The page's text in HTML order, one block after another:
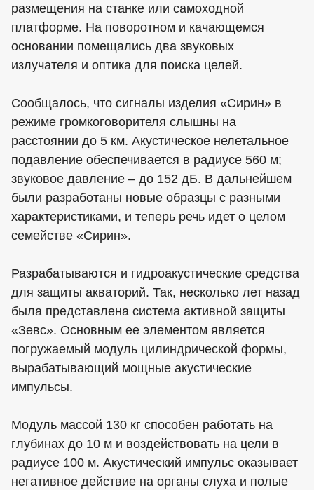
размещения на станке или самоходной
платформе. На поворотном и качающемся
основании помещались два звуковых
излучателя и оптика для поиска целей.
Сообщалось, что сигналы изделия «Сирин» в
режиме громкоговорителя слышны на
расстоянии до 5 км. Акустическое нелетальное
подавление обеспечивается в радиусе 560 м;
звуковое давление – до 152 дБ. В дальнейшем
были разработаны новые образцы с разными
характеристиками, и теперь речь идет о целом
семействе «Сирин».
Разрабатываются и гидроакустические средства
для защиты акваторий. Так, несколько лет назад
была представлена система активной защиты
«Зевс». Основным ее элементом является
погружаемый модуль цилиндрической формы,
вырабатывающий мощные акустические
импульсы.
Модуль массой 130 кг способен работать на
глубинах до 10 м и воздействовать на цели в
радиусе 100 м. Акустический импульс оказывает
негативное действие на органы слуха и полые